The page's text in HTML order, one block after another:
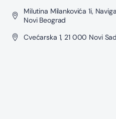
Milutina Milankovića 1i,
Novi Beograd
Cvećarska 1, 21 000 Novi Sad